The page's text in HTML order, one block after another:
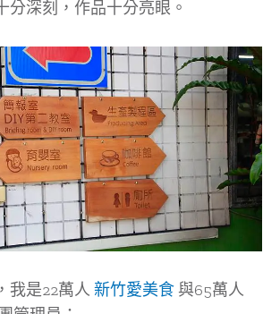
分深刻，作品十分亮眼。
我是22萬人 新竹愛美食與65萬人